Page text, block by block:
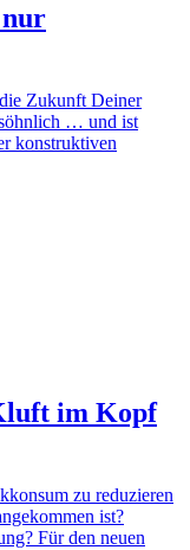
Zukunft Deiner
… und ist
konstruktiven
im Kopf
zu reduzieren
ist?
Für den neuen